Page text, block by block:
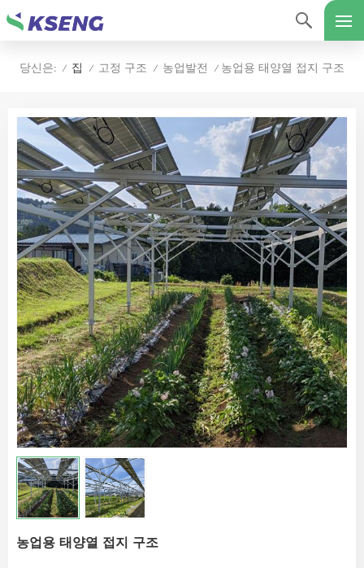
당신은: / 집 / 고정 구조 / 농업발전 / 농업용 태양열 접지 구조
농업용 태양열 접지 구조